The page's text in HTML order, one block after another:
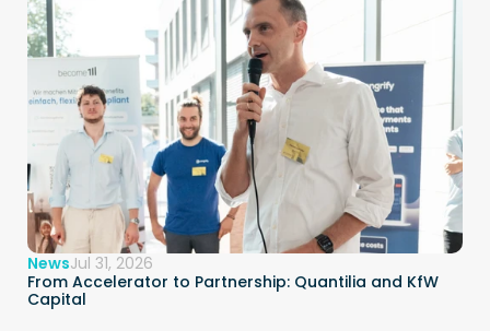
NewsJul 31, 2026
From Accelerator to Partnership: Quantilia and KfW
Capital